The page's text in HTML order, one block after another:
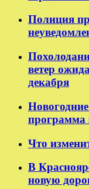
Полиция
ветер
декабря
программа
Что
В
новую